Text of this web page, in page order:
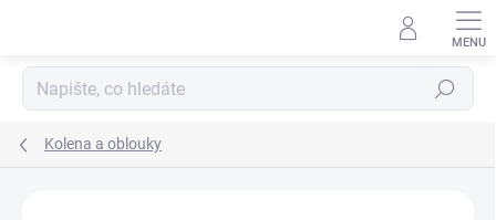
Hledat
Kolena a oblouky